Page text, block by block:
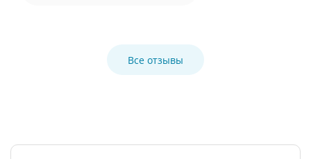
Все отзывы